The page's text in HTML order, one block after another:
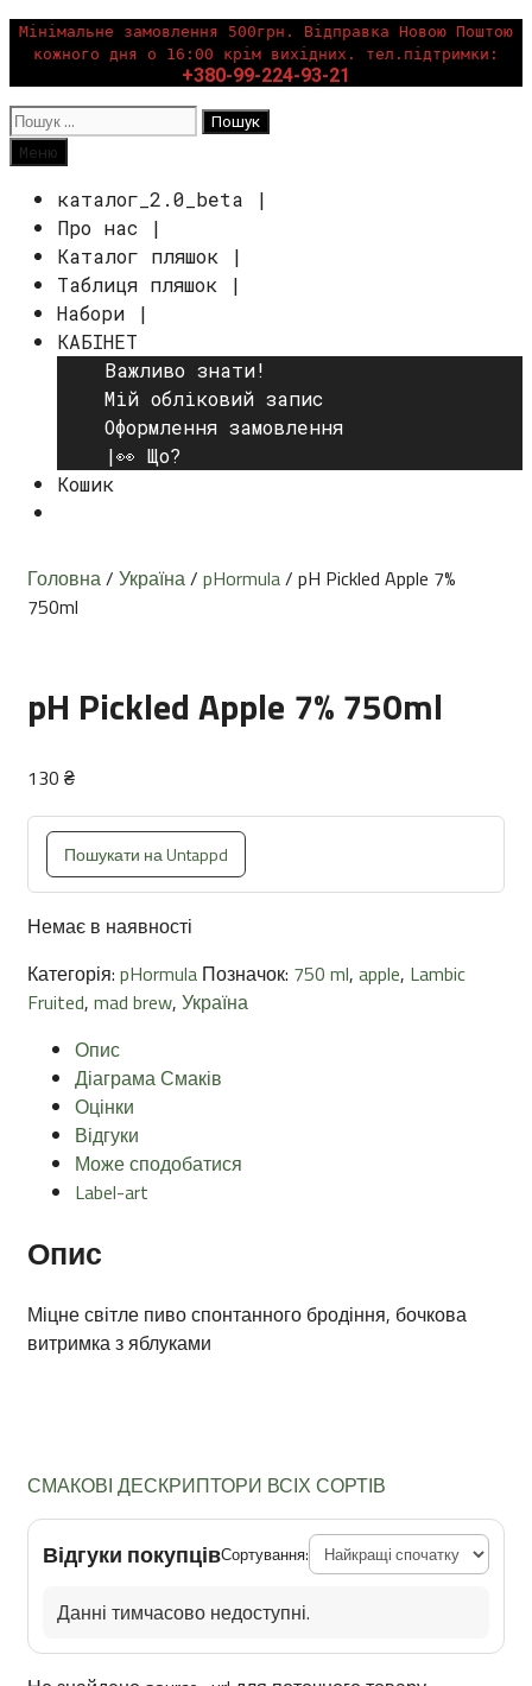
Перейти
вмісту
Мінімальне замовлення 500грн. Відправка Новою Поштою
кожного дня о 16:00 крім вихідних. тел.підтримки:
+380-99-224-93-21
Пошук:
Пошук
Меню
каталог_2.0_beta |
Про нас |
Каталог пляшок |
Таблиця пляшок |
Набори |
КАБІНЕТ
Важливо знати!
Мій обліковий запис
Оформлення замовлення
|👀 Що?
Кошик
Головна/ Україна/ pHormula/ pH Pickled Apple 7%
750ml
pH Pickled Apple 7% 750ml
130 ₴
Пошукати на Untappd
Немає в наявності
Категорія: pHormula Позначок: 750 ml, apple, Lambic
Fruited, mad brew, Україна
Опис
Діаграма Смаків
Оцінки
Відгуки
Може сподобатися
Label-art
Опис
Міцне світле пиво спонтанного бродіння, бочкова
витримка з яблуками
СМАКОВІ ДЕСКРИПТОРИ ВСІХ СОРТІВ
Відгуки покупцівСортування:
Данні тимчасово недоступні.